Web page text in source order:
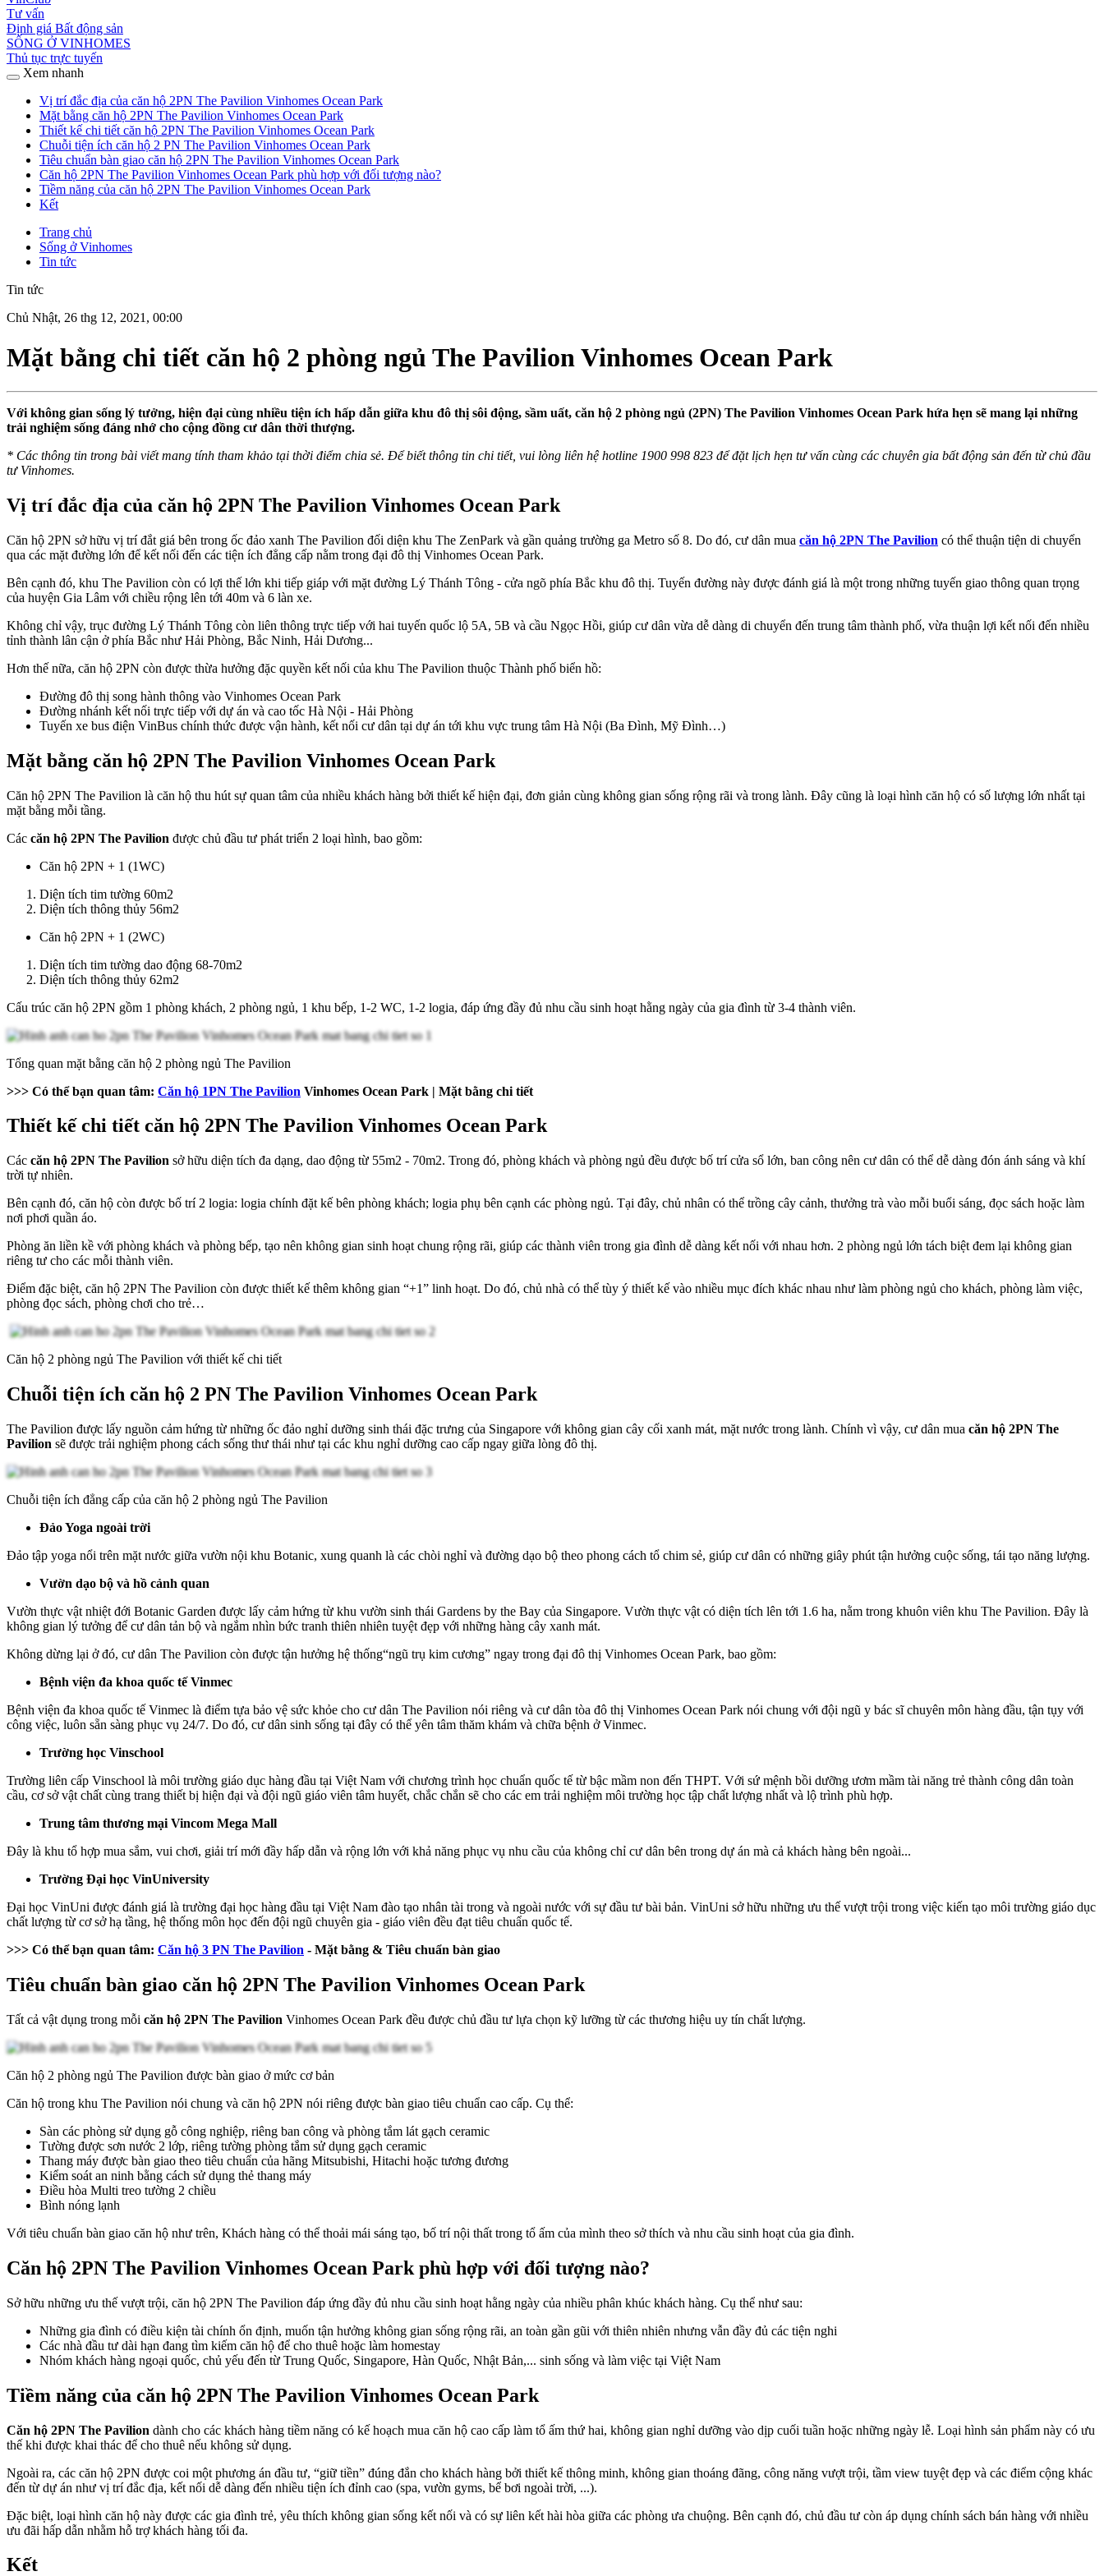
Tư vấn
Định giá Bất động sản
SỐNG Ở VINHOMES
Thủ tục trực tuyến
Xem nhanh
Vị trí đắc địa của căn hộ 2PN The Pavilion Vinhomes Ocean Park
Mặt bằng căn hộ 2PN The Pavilion Vinhomes Ocean Park
Thiết kế chi tiết căn hộ 2PN The Pavilion Vinhomes Ocean Park
Chuỗi tiện ích căn hộ 2 PN The Pavilion Vinhomes Ocean Park
Tiêu chuẩn bàn giao căn hộ 2PN The Pavilion Vinhomes Ocean Park
Căn hộ 2PN The Pavilion Vinhomes Ocean Park phù hợp với đối tượng nào?
Tiềm năng của căn hộ 2PN The Pavilion Vinhomes Ocean Park
Kết
Trang chủ
Sống ở Vinhomes
Tin tức
Tin tức
Chủ Nhật, 26 thg 12, 2021, 00:00
Mặt bằng chi tiết căn hộ 2 phòng ngủ The Pavilion Vinhomes Ocean Park
Với không gian sống lý tưởng, hiện đại cùng nhiều tiện ích hấp dẫn giữa khu đô thị sôi động, sầm uất, căn hộ 2 phòng ngủ (2PN) The Pavilion Vinhomes Ocean Park hứa hẹn sẽ mang lại những
trải nghiệm sống đáng nhớ cho cộng đồng cư dân thời thượng.
* Các thông tin trong bài viết mang tính tham khảo tại thời điểm chia sẻ. Để biết thông tin chi tiết, vui lòng liên hệ hotline 1900 998 823 để đặt lịch hẹn tư vấn cùng các chuyên gia bất động sản đến từ chủ đầu
tư Vinhomes.
Vị trí đắc địa của căn hộ 2PN The Pavilion Vinhomes Ocean Park
Căn hộ 2PN sở hữu vị trí đắt giá bên trong ốc đảo xanh The Pavilion đối diện khu The ZenPark và gần quảng trường ga Metro số 8. Do đó, cư dân mua căn hộ 2PN The Pavilion có thể thuận tiện di chuyển
qua các mặt đường lớn để kết nối đến các tiện ích đẳng cấp nằm trong đại đô thị Vinhomes Ocean Park.
Bên cạnh đó, khu The Pavilion còn có lợi thế lớn khi tiếp giáp với mặt đường Lý Thánh Tông - cửa ngõ phía Bắc khu đô thị. Tuyến đường này được đánh giá là một trong những tuyến giao thông quan trọng
của huyện Gia Lâm với chiều rộng lên tới 40m và 6 làn xe.
Không chỉ vậy, trục đường Lý Thánh Tông còn liên thông trực tiếp với hai tuyến quốc lộ 5A, 5B và cầu Ngọc Hồi, giúp cư dân vừa dễ dàng di chuyển đến trung tâm thành phố, vừa thuận lợi kết nối đến nhiều
tỉnh thành lân cận ở phía Bắc như Hải Phòng, Bắc Ninh, Hải Dương...
Hơn thế nữa, căn hộ 2PN còn được thừa hưởng đặc quyền kết nối của khu The Pavilion thuộc Thành phố biển hồ:
Đường đô thị song hành thông vào Vinhomes Ocean Park
Đường nhánh kết nối trực tiếp với dự án và cao tốc Hà Nội - Hải Phòng
Tuyến xe bus điện VinBus chính thức được vận hành, kết nối cư dân tại dự án tới khu vực trung tâm Hà Nội (Ba Đình, Mỹ Đình…)
Mặt bằng căn hộ 2PN The Pavilion Vinhomes Ocean Park
Căn hộ 2PN The Pavilion là căn hộ thu hút sự quan tâm của nhiều khách hàng bởi thiết kế hiện đại, đơn giản cùng không gian sống rộng rãi và trong lành. Đây cũng là loại hình căn hộ có số lượng lớn nhất tại
mặt bằng mỗi tầng.
Các căn hộ 2PN The Pavilion được chủ đầu tư phát triển 2 loại hình, bao gồm:
Căn hộ 2PN + 1 (1WC)
Diện tích tim tường 60m2
Diện tích thông thủy 56m2
Căn hộ 2PN + 1 (2WC)
Diện tích tim tường dao động 68-70m2
Diện tích thông thủy 62m2
Cấu trúc căn hộ 2PN gồm 1 phòng khách, 2 phòng ngủ, 1 khu bếp, 1-2 WC, 1-2 logia, đáp ứng đầy đủ nhu cầu sinh hoạt hằng ngày của gia đình từ 3-4 thành viên.
Tổng quan mặt bằng căn hộ 2 phòng ngủ The Pavilion
>>> Có thể bạn quan tâm: Căn hộ 1PN The Pavilion Vinhomes Ocean Park | Mặt bằng chi tiết
Thiết kế chi tiết căn hộ 2PN The Pavilion Vinhomes Ocean Park
Các căn hộ 2PN The Pavilion sở hữu diện tích đa dạng, dao động từ 55m2 - 70m2. Trong đó, phòng khách và phòng ngủ đều được bố trí cửa sổ lớn, ban công nên cư dân có thể dễ dàng đón ánh sáng và khí
trời tự nhiên.
Bên cạnh đó, căn hộ còn được bố trí 2 logia: logia chính đặt kế bên phòng khách; logia phụ bên cạnh các phòng ngủ. Tại đây, chủ nhân có thể trồng cây cảnh, thưởng trà vào mỗi buổi sáng, đọc sách hoặc làm
nơi phơi quần áo.
Phòng ăn liền kề với phòng khách và phòng bếp, tạo nên không gian sinh hoạt chung rộng rãi, giúp các thành viên trong gia đình dễ dàng kết nối với nhau hơn. 2 phòng ngủ lớn tách biệt đem lại không gian
riêng tư cho các mỗi thành viên.
Điểm đặc biệt, căn hộ 2PN The Pavilion còn được thiết kế thêm không gian “+1” linh hoạt. Do đó, chủ nhà có thể tùy ý thiết kế vào nhiều mục đích khác nhau như làm phòng ngủ cho khách, phòng làm việc,
phòng đọc sách, phòng chơi cho trẻ…
Căn hộ 2 phòng ngủ The Pavilion với thiết kế chi tiết
Chuỗi tiện ích căn hộ 2 PN The Pavilion Vinhomes Ocean Park
The Pavilion được lấy nguồn cảm hứng từ những ốc đảo nghỉ dưỡng sinh thái đặc trưng của Singapore với không gian cây cối xanh mát, mặt nước trong lành. Chính vì vậy, cư dân mua căn hộ 2PN The
Pavilion sẽ được trải nghiệm phong cách sống thư thái như tại các khu nghỉ dưỡng cao cấp ngay giữa lòng đô thị.
Chuỗi tiện ích đẳng cấp của căn hộ 2 phòng ngủ The Pavilion
Đảo Yoga ngoài trời
Đảo tập yoga nổi trên mặt nước giữa vườn nội khu Botanic, xung quanh là các chòi nghỉ và đường dạo bộ theo phong cách tổ chim sẻ, giúp cư dân có những giây phút tận hưởng cuộc sống, tái tạo năng lượng.
Vườn dạo bộ và hồ cảnh quan
Vườn thực vật nhiệt đới Botanic Garden được lấy cảm hứng từ khu vườn sinh thái Gardens by the Bay của Singapore. Vườn thực vật có diện tích lên tới 1.6 ha, nằm trong khuôn viên khu The Pavilion. Đây là
không gian lý tưởng để cư dân tản bộ và ngắm nhìn bức tranh thiên nhiên tuyệt đẹp với những hàng cây xanh mát.
Không dừng lại ở đó, cư dân The Pavilion còn được tận hưởng hệ thống“ngũ trụ kim cương” ngay trong đại đô thị Vinhomes Ocean Park, bao gồm:
Bệnh viện đa khoa quốc tế Vinmec
Bệnh viện đa khoa quốc tế Vinmec là điểm tựa bảo vệ sức khỏe cho cư dân The Pavilion nói riêng và cư dân tòa đô thị Vinhomes Ocean Park nói chung với đội ngũ y bác sĩ chuyên môn hàng đầu, tận tụy với
công việc, luôn sẵn sàng phục vụ 24/7. Do đó, cư dân sinh sống tại đây có thể yên tâm thăm khám và chữa bệnh ở Vinmec.
Trường học Vinschool
Trường liên cấp Vinschool là môi trường giáo dục hàng đầu tại Việt Nam với chương trình học chuẩn quốc tế từ bậc mầm non đến THPT. Với sứ mệnh bồi dưỡng ươm mầm tài năng trẻ thành công dân toàn
cầu, cơ sở vật chất cùng trang thiết bị hiện đại và đội ngũ giáo viên tâm huyết, chắc chắn sẽ cho các em trải nghiệm môi trường học tập chất lượng nhất và lộ trình phù hợp.
Trung tâm thương mại Vincom Mega Mall
Đây là khu tổ hợp mua sắm, vui chơi, giải trí mới đầy hấp dẫn và rộng lớn với khả năng phục vụ nhu cầu của không chỉ cư dân bên trong dự án mà cả khách hàng bên ngoài...
Trường Đại học VinUniversity
Đại học VinUni được đánh giá là trường đại học hàng đầu tại Việt Nam đào tạo nhân tài trong và ngoài nước với sự đầu tư bài bản. VinUni sở hữu những ưu thế vượt trội trong việc kiến tạo môi trường giáo dục
chất lượng từ cơ sở hạ tầng, hệ thống môn học đến đội ngũ chuyên gia - giáo viên đều đạt tiêu chuẩn quốc tế.
>>> Có thể bạn quan tâm: Căn hộ 3 PN The Pavilion - Mặt bằng & Tiêu chuẩn bàn giao
Tiêu chuẩn bàn giao căn hộ 2PN The Pavilion Vinhomes Ocean Park
Tất cả vật dụng trong mỗi căn hộ 2PN The Pavilion Vinhomes Ocean Park đều được chủ đầu tư lựa chọn kỹ lưỡng từ các thương hiệu uy tín chất lượng.
Căn hộ 2 phòng ngủ The Pavilion được bàn giao ở mức cơ bản
Căn hộ trong khu The Pavilion nói chung và căn hộ 2PN nói riêng được bàn giao tiêu chuẩn cao cấp. Cụ thể:
Sàn các phòng sử dụng gỗ công nghiệp, riêng ban công và phòng tắm lát gạch ceramic
Tường được sơn nước 2 lớp, riêng tường phòng tắm sử dụng gạch ceramic
Thang máy được bàn giao theo tiêu chuẩn của hãng Mitsubishi, Hitachi hoặc tương đương
Kiểm soát an ninh bằng cách sử dụng thẻ thang máy
Điều hòa Multi treo tường 2 chiều
Bình nóng lạnh
Với tiêu chuẩn bàn giao căn hộ như trên, Khách hàng có thể thoải mái sáng tạo, bố trí nội thất trong tổ ấm của mình theo sở thích và nhu cầu sinh hoạt của gia đình.
Căn hộ 2PN The Pavilion Vinhomes Ocean Park phù hợp với đối tượng nào?
Sở hữu những ưu thế vượt trội, căn hộ 2PN The Pavilion đáp ứng đầy đủ nhu cầu sinh hoạt hằng ngày của nhiều phân khúc khách hàng. Cụ thể như sau:
Những gia đình có điều kiện tài chính ổn định, muốn tận hưởng không gian sống rộng rãi, an toàn gần gũi với thiên nhiên nhưng vẫn đầy đủ các tiện nghi
Các nhà đầu tư dài hạn đang tìm kiếm căn hộ để cho thuê hoặc làm homestay
Nhóm khách hàng ngoại quốc, chủ yếu đến từ Trung Quốc, Singapore, Hàn Quốc, Nhật Bản,... sinh sống và làm việc tại Việt Nam
Tiềm năng của căn hộ 2PN The Pavilion Vinhomes Ocean Park
Căn hộ 2PN The Pavilion dành cho các khách hàng tiềm năng có kế hoạch mua căn hộ cao cấp làm tổ ấm thứ hai, không gian nghỉ dưỡng vào dịp cuối tuần hoặc những ngày lễ. Loại hình sản phẩm này có ưu
thế khi được khai thác để cho thuê nếu không sử dụng.
Ngoài ra, các căn hộ 2PN được coi một phương án đầu tư, “giữ tiền” đúng đắn cho khách hàng bởi thiết kế thông minh, không gian thoáng đãng, công năng vượt trội, tầm view tuyệt đẹp và các điểm cộng khác
đến từ dự án như vị trí đắc địa, kết nối dễ dàng đến nhiều tiện ích đỉnh cao (spa, vườn gyms, bể bơi ngoài trời, ...).
Đặc biệt, loại hình căn hộ này được các gia đình trẻ, yêu thích không gian sống kết nối và có sự liên kết hài hòa giữa các phòng ưa chuộng. Bên cạnh đó, chủ đầu tư còn áp dụng chính sách bán hàng với nhiều
ưu đãi hấp dẫn nhằm hỗ trợ khách hàng tối đa.
Kết